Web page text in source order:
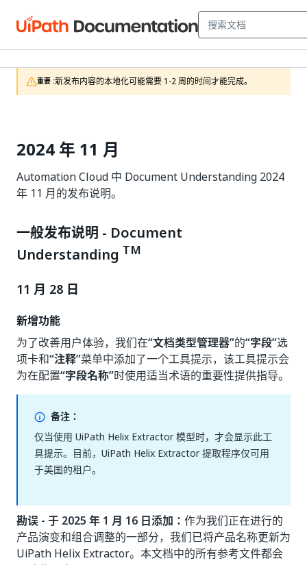
重要 :新发布内容的本地化可能需要 1-2 周的时间才能完成。
2024 年 11 月
Automation Cloud 中 Document Understanding 2024
年 11 月的发布说明。
一般发布说明 - Document
Understanding TM
11 月 28 日
新增功能
为了改善用户体验，我们在“文档类型管理器”的“字段”选
项卡和“注释”菜单中添加了一个工具提示，该工具提示会
为在配置“字段名称”时使用适当术语的重要性提供指导。
备注：
仅当使用 UiPath Helix Extractor 模型时，才会显示此工
具提示。目前，UiPath Helix Extractor 提取程序仅可用
于美国的租户。
勘误 - 于 2025 年 1 月 16 日添加： 作为我们正在进行的
产品演变和组合调整的一部分，我们已将产品名称更新为
UiPath Helix Extractor。本文档中的所有参考文件都会